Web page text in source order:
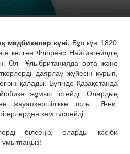
медбикелер күні. Бұл күн 1820
келген Флоренс Найтингейлдің
Ол
Ұлыбританияда орта және
даярлау жүйесін құрып,
қалады. Бүгінде Қазақстанда
жұмыс істейді. Олардың
жауапкершілікке толы. Яғни,
кем түспейді.
білсеңіз, оларды кәсіби
ұмытпаңыз!